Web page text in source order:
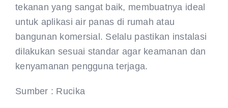
tekanan yang sangat baik, membuatnya ideal
untuk aplikasi air panas di rumah atau
bangunan komersial. Selalu pastikan instalasi
dilakukan sesuai standar agar keamanan dan
kenyamanan pengguna terjaga.
Sumber : Rucika